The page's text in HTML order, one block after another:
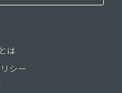
は
シー